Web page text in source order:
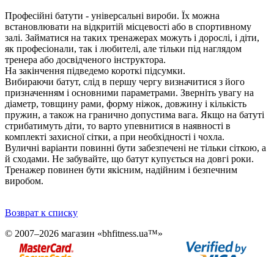
Професійні батути - універсальні вироби. Їх можна
встановлювати на відкритій місцевості або в спортивному
залі. Займатися на таких тренажерах можуть і дорослі, і діти,
як професіонали, так і любителі, але тільки під наглядом
тренера або досвідченого інструктора.
На закінчення підведемо короткі підсумки.
Вибираючи батут, слід в першу чергу визначитися з його
призначенням і основними параметрами. Зверніть увагу на
діаметр, товщину рами, форму ніжок, довжину і кількість
пружин, а також на гранично допустима вага. Якщо на батуті
стрибатимуть діти, то варто упевнитися в наявності в
комплекті захисної сітки, а при необхідності і чохла.
Вуличні варіанти повинні бути забезпечені не тільки сіткою, а
й сходами. Не забувайте, що батут купується на довгі роки.
Тренажер повинен бути якісним, надійним і безпечним
виробом.
Возврат к списку
© 2007–2026 магазин «bhfitness.ua™»